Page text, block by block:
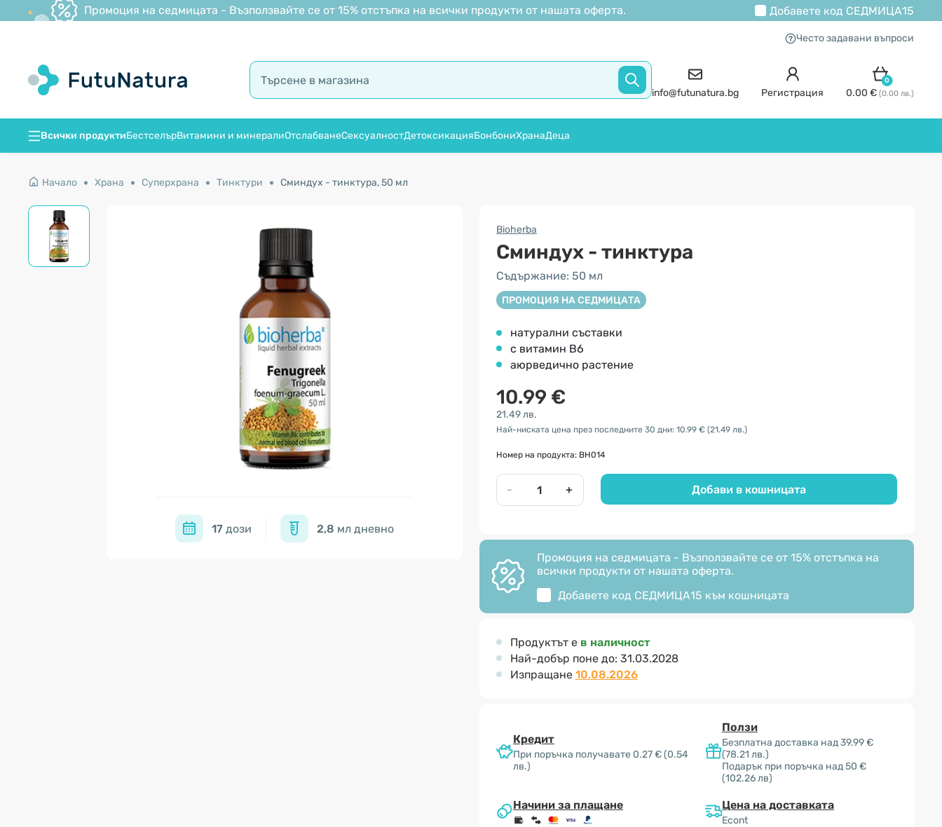
Промоция на седмицата - Възползвайте се от 15% отстъпка на всички продукти от нашата оферта. Добавете код СЕДМИЦА15
Често задавани въпроси
info@futunatura.bg Регистрация
0
0.00 € (0.00 лв.)
Всички продуктиБестселърВитамини и минералиОтслабванеСексуалностДетоксикацияБонбониХранаДеца
Начало Храна Суперхрана Тинктури Сминдух - тинктура, 50 мл
17 дози 2,8 мл дневно
Bioherba
Сминдух - тинктура
Съдържание: 50 мл
ПРОМОЦИЯ НА СЕДМИЦАТА
натурални съставки
c витамин B6
аюрведично растение
10.99 €
21.49 лв.
Най-ниската цена през последните 30 дни: 10.99 € (21.49 лв.)
Номер на продукта: BH014
- + Добави в кошницата
Промоция на седмицата - Възползвайте се от 15% отстъпка на
всички продукти от нашата оферта.
Добавете код СЕДМИЦА15 към кошницата
Продуктът е в наличност
Най-добър поне до: 31.03.2028
Изпращане 10.08.2026
Кредит
При поръчка получавате 0.27 €(0.54
лв.)
Ползи
Безплатна доставка над 39.99 €
(78.21 лв.)
Подарък при поръчка над 50 €
(102.26 лв)
Начини за плащане Цена на доставката
Econt